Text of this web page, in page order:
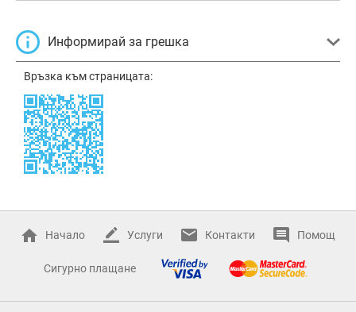
Информирай за грешка
Връзка към страницата:
Начало Услуги Контакти Помощ
Сигурно плащане